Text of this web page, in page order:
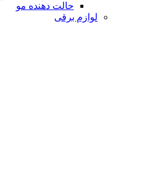
حالت دهنده مو
لوازم برقی